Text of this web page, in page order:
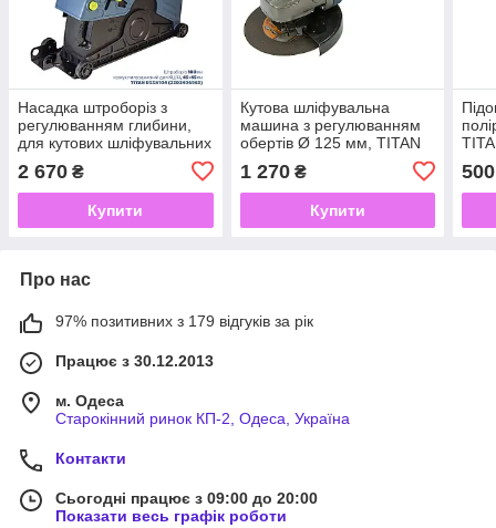
Насадка штроборіз з
регулюванням глибини,
для кутових шліфувальних
машин 180-230 мм, TITAN
USSN104
2 670 ₴
Купити
Кутова шліфувальна
машина з регулюванням
обертів Ø 125 мм, TITAN
1 270₴
Купити
500
Про нас
97% позитивних з 179 відгуків за рік
Працює з 30.12.2013
м. Одеса
Старокінний ринок КП-2, Одеса, Україна
Контакти
Сьогодні працює з 09:00 до 20:00
Показати весь графік роботи